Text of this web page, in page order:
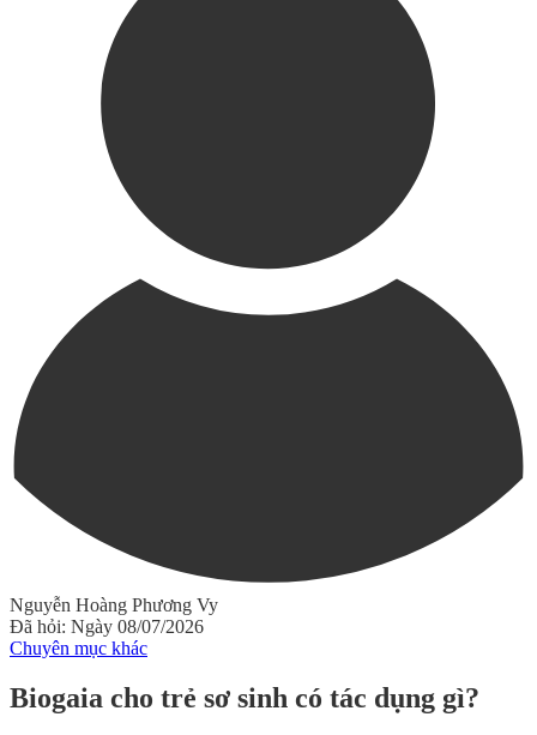
Nguyễn Hoàng Phương Vy
Đã hỏi: Ngày 08/07/2026
Chuyên mục khác
Biogaia cho trẻ sơ sinh có tác dụng gì?